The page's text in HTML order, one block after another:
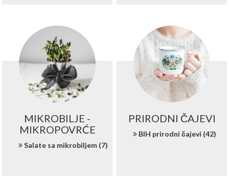
MIKROBILJE -
MIKROPOVRĆE
Salate sa mikrobiljem (7)
PRIRODNI ČAJEVI
BIH prirodni čajevi (42)